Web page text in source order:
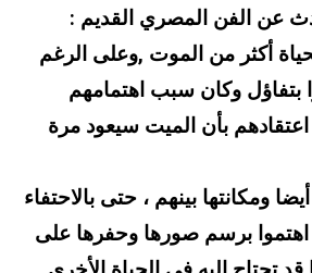
عن الفن المصري القديم :
أكثر من الموت ,وعلى الرغم
وكان سبب اهتمامهم
بأن الميت سيعود مرة
ومكانتها بينهم ، حتى بالاحتفاء
برسم صورها وحفرها على